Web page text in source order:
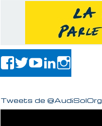
Tweets de @AudiSolOrg